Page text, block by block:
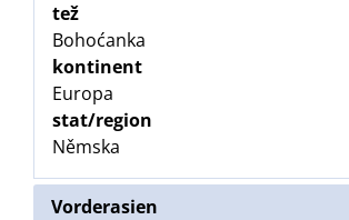
tež
Bohoćanka
kontinent
Europa
stat/region
Němska
Vorderasien